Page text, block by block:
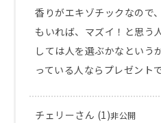
香りがエキゾチックなので
もいれば、マズイ！と思う
しては人を選ぶかなという
っている人ならプレゼント
チェリー 1 非公開